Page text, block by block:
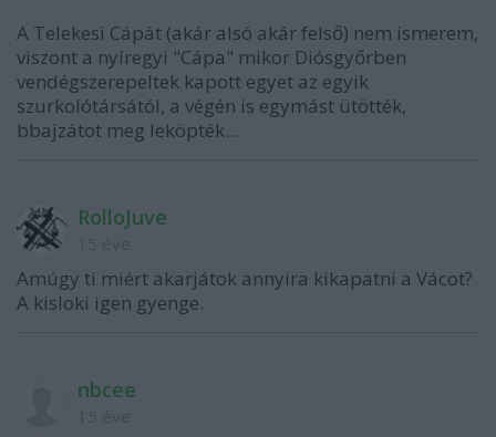
A Telekesi Cápát (akár alsó akár felső) nem ismerem,
viszont a nyíregyi "Cápa" mikor Diósgyőrben
vendégszerepeltek kapott egyet az egyik
szurkolótársától, a végén is egymást ütötték,
bbajzátot meg leköpték...
RolloJuve
Amúgy ti miért akarjátok annyira kikapatni a Vácot?
A kisloki igen gyenge.
nbcee